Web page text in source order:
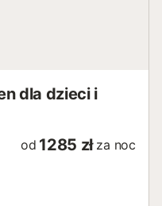
dla dzieci i
od 1285 zł za noc